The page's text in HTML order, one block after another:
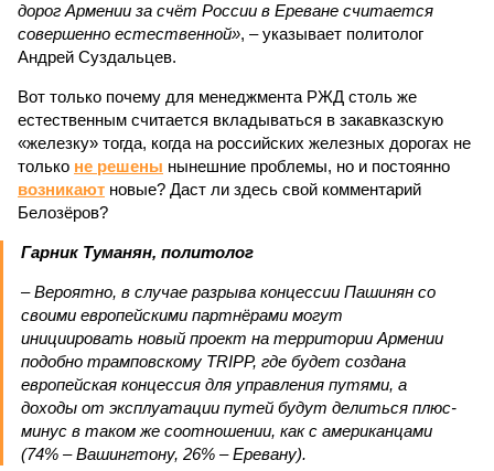
дорог Армении за счёт России в Ереване считается
совершенно естественной», – указывает политолог
Андрей Суздальцев.
Вот только почему для менеджмента РЖД столь же
естественным считается вкладываться в закавказскую
«железку» тогда, когда на российских железных дорогах не
только не решены нынешние проблемы, но и постоянно
возникают новые? Даст ли здесь свой комментарий
Белозёров?
Гарник Туманян, политолог
– Вероятно, в случае разрыва концессии Пашинян со
своими европейскими партнёрами могут
инициировать новый проект на территории Армении
подобно трамповскому TRIPP, где будет создана
европейская концессия для управления путями, а
доходы от эксплуатации путей будут делиться плюс-
минус в таком же соотношении, как с американцами
(74% – Вашингтону, 26% – Еревану).